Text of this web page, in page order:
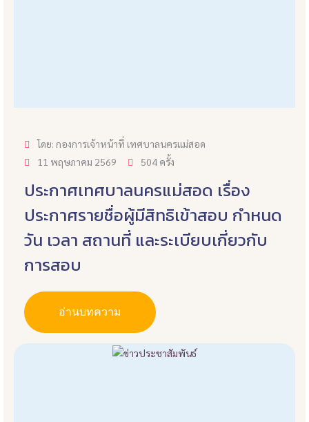
โดย: กองการเจ้าหน้าที่ เทศบาลนครแม่สอด
11 พฤษภาคม 2569
504 ครั้ง
ประกาศเทศบาลนครแม่สอด เรื่อง
ประกาศรายชื่อผู้มีสิทธิเข้าสอบ กำหนด
วัน เวลา สถานที่ และระเบียบเกี่ยวกับ
การสอบ
อ่านบทความ